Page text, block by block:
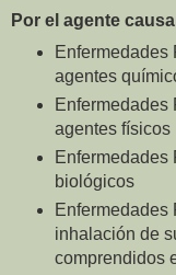
Por el agente
Enfermedades
agentes
Enfermedades
agentes físicos
Enfermedades
biológicos
Enfermedades
inhalación de
comprendidos